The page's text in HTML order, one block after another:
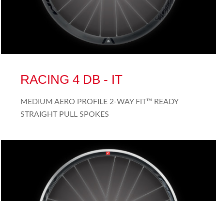
RACING 4 DB - IT
MEDIUM AERO PROFILE 2-WAY FIT™ READY
STRAIGHT PULL SPOKES